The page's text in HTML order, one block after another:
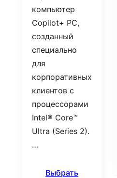
компьютер
Copilot+ PC,
созданный
специально
для
корпоративных
клиентов с
процессорами
Intel® Core™
Ultra (Series 2).
…
Выбрать